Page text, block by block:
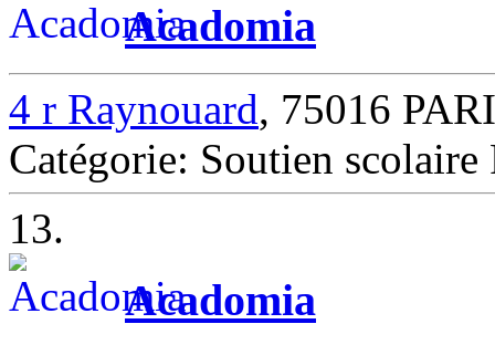
Acadomia
4 r Raynouard, 75016
Catégorie: Soutien scolaire
13.
Acadomia